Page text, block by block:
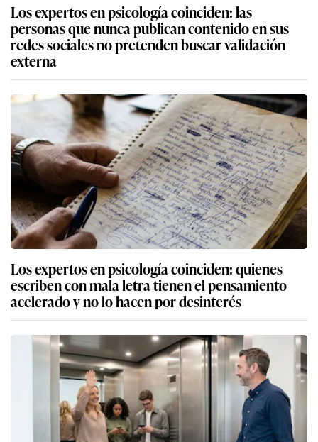
Los expertos en psicología coinciden: las
personas que nunca publican contenido en sus
redes sociales no pretenden buscar validación
externa
Los expertos en psicología coinciden: quienes
escriben con mala letra tienen el pensamiento
acelerado y no lo hacen por desinterés